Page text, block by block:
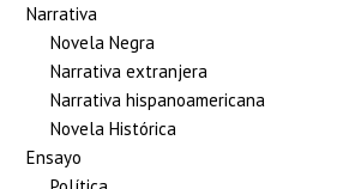
Narrativa
Novela Negra
Narrativa extranjera
Narrativa hispanoamericana
Novela Histórica
Ensayo